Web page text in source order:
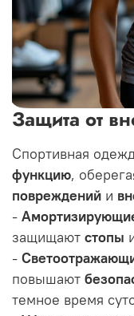
Защита от
Спортивная
функцию,
повреждений и
-
защищают стопы
-
повышают
темное время